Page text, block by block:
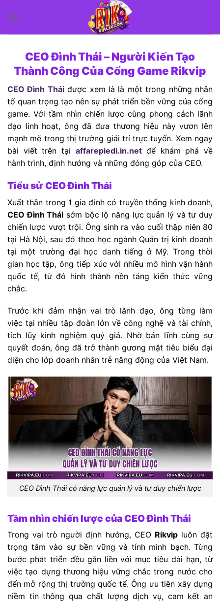
qua
CEO Đình Thái – Người Kiến Tạo
Thành Công Của Cổng Game Rikvip
CEO Đình Tháiđược xem là là một trong những nhân
tố quan trọng tạo nên sự phát triển bền vững của cổng
game. Với tầm nhìn chiến lược cùng phong cách lãnh
đạo linh hoạt, ông đã đưa thương hiệu này vươn lên
mạnh mẽ trong thị trường giải trí trực tuyến. Xem ngay
bài viết trên tại affarepiedi.in.netđể khám phá về
hành trình, định hướng và những đóng góp của CEO.
Tiểu sử CEO Đình Thái
Xuất thân trong 1 gia đình có truyền thống kinh doanh,
CEO Đình Thái sớm bộc lộ năng lực quản lý và tư duy
chiến lược vượt trội. Ông sinh ra vào cuối thập niên 80
tại Hà Nội, sau đó theo học ngành Quản trị kinh doanh
tại một trường đại học danh tiếng ở Mỹ. Trong thời
gian học tập, ông tiếp xúc với nhiều mô hình vận hành
quốc tế, từ đó hình thành nền tảng kiến thức vững
chắc.
Trước khi đảm nhận vai trò lãnh đạo, ông từng làm
việc tại nhiều tập đoàn lớn về công nghệ và tài chính,
tích lũy kinh nghiệm quý giá. Nhờ bản lĩnh cùng sự
quyết đoán, ông đã trở thành gương mặt tiêu biểu đại
diện cho lớp doanh nhân trẻ năng động của Việt Nam.
CEO Đình Thái có năng lực quản lý và tư duy chiến lược
Tầm nhìn chiến lược của CEO Đình Thái
Trong vai trò người định hướng, CEO Rikvipluôn đặt
trọng tâm vào sự bền vững và tính minh bạch. Từng
bước phát triển đều gắn liền với mục tiêu dài hạn, từ
việc tạo dựng thương hiệu vững chắc trong nước cho
đến mở rộng thị trường quốc tế. Ông ưu tiên xây dựng
niềm tin thông qua chất lượng dịch vụ, cam kết an